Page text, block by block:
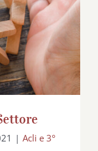
| Acli e 3°